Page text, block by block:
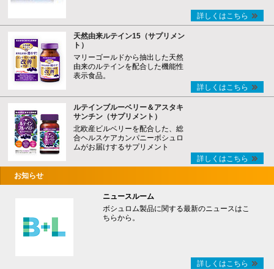
詳しくはこちら
天然由来ルテイン15（サプリメン
ト）
マリーゴールドから抽出した天然
由来のルテインを配合した機能性
表示食品。
詳しくはこちら
ルテインブルーベリー＆アスタキ
サンチン（サプリメント）
北欧産ビルベリーを配合した、総
合ヘルスケアカンパニーボシュロ
ムがお届けするサプリメント
詳しくはこちら
お知らせ
ニュースルーム
ボシュロム製品に関する最新のニュースはこ
ちらから。
詳しくはこちら